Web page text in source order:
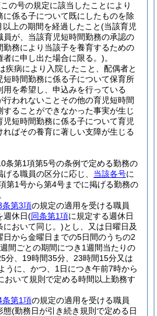
の号の規定に該当したことにより
に係る子について既にしたものを除
上の期間を経過したこと(当該育児
員が、当該育児短時間勤務の承認の
勤務により当該子を養育するための
者に申し出た場合に限る。)。
疾病により入院したこと、配偶者と
短時間勤務に係る子について保育所
用を希望し、申込みを行っている
われないことその他の育児短時間
ることができなかった事実が生じ
児短時間勤務に係る子について育児
ればその養育に著しい支障が生じる
条第1項第5号の条例で定める勤務の
げる職員の区分に応じ、 当該各号に
第1号から第4号までに掲げる勤務の
条第3項の規定の適用を受ける職員
週休日(同条第1項に規定する週休日
において同じ。)とし、又は日曜日及
日から金曜日までの5日間のうちの2
間ごとの期間につき1週間当たりの
分、19時間35分、23時間15分又は
うに、かつ、1日につき午前7時から
おいて規則で定める時間以上勤務す
条第1項の規定の適用を受ける職員
態(勤務日が引き続き規則で定める日